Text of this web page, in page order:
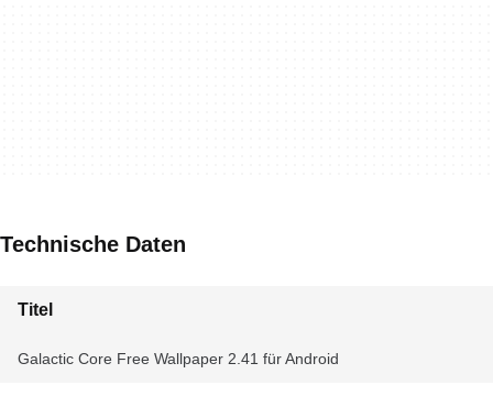
Technische Daten
Titel
Galactic Core Free Wallpaper 2.41 für Android